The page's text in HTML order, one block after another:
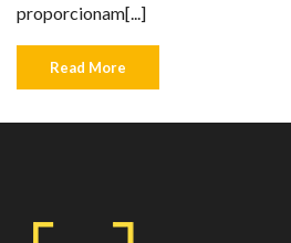
proporcionam[...]
Read More